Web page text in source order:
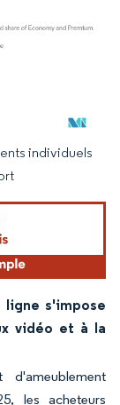
attribution sous CC BY
individuels
s'impose
vidéo et à la
les acheteurs